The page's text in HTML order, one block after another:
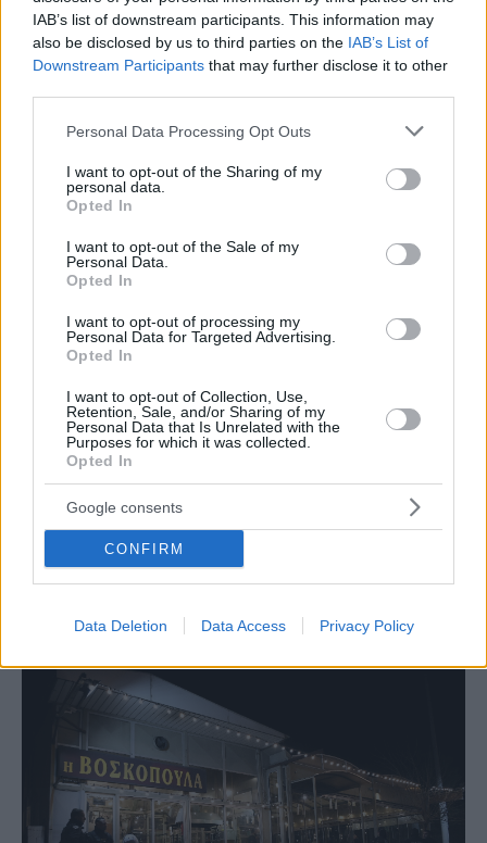
IAB’s list of downstream participants. This information may
also be disclosed by us to third parties on the IAB’s List of
Downstream Participants that may further disclose it to other
Please note that this website/app uses one or more Google
not limited to your visit or usage behaviour. You may click to
grant or deny consent to Google and its third-party tags to
use your data for below specified purposes in below Google
consent section.
Personal Data Processing Opt Outs
I want to opt-out of the Sharing of my
personal data.
Opted In
I want to opt-out of the Sale of my
Personal Data.
Opted In
I want to opt-out of processing my
Personal Data for Targeted Advertising.
Opted In
I want to opt-out of Collection, Use,
Retention, Sale, and/or Sharing of my
Personal Data that Is Unrelated with the
Purposes for which it was collected.
Opted In
Google consents
CONFIRM
Data Deletion Data Access Privacy Policy
Διπλή εκτέλεση στη Βάρη: Τι ψάχνει η αστυνομία
NEWSROOM